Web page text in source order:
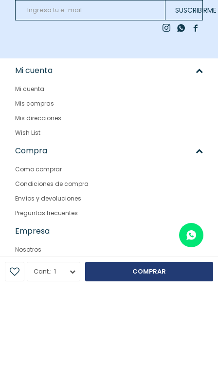
1 COMPRAR
SUSCRIBIRME

 
Mi cuenta
Mi cuenta
Mis compras
Mis direcciones
Wish List
Compra
Como comprar
Condiciones de compra
Envíos y devoluciones
Preguntas frecuentes
Empresa
Nosotros